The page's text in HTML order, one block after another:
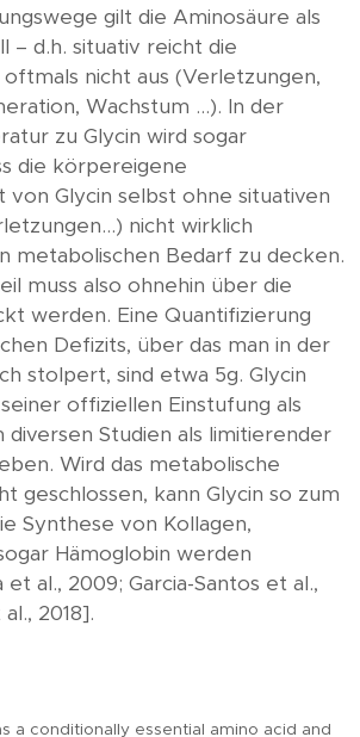
gilt die Aminosäure als
– d.h. situativ reicht die
nicht aus (Verletzungen,
Wachstum …). In der
zu Glycin wird sogar
die körpereigene
von Glycin selbst ohne situativen
nicht wirklich
metabolischen Bedarf zu decken.
muss also ohnehin über die
werden. Eine Quantifizierung
Defizits, über das man in der
stolpert, sind etwa 5g. Glycin
offiziellen Einstufung als
diversen Studien als limitierender
Wird das metabolische
geschlossen, kann Glycin so zum
Synthese von Kollagen,
Hämoglobin werden
al., 2009; Garcia-Santos et al.,
2018].
a conditionally essential amino acid and